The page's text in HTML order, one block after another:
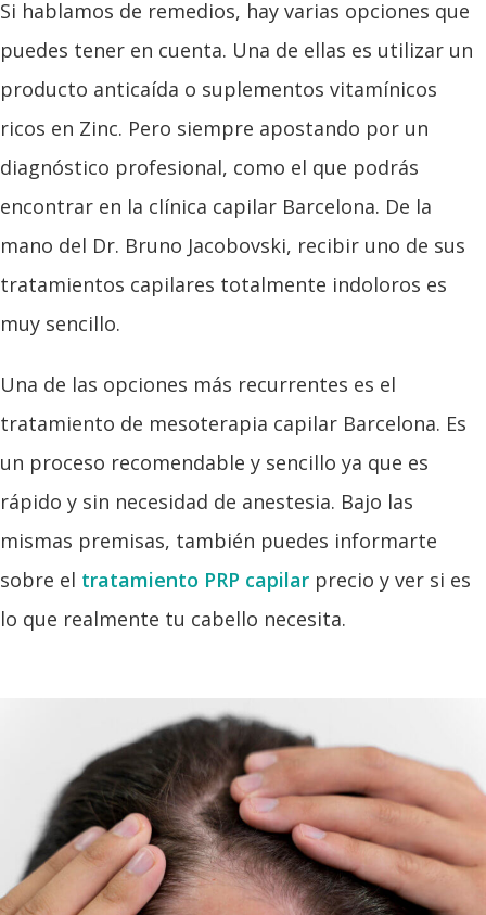
Si hablamos de remedios, hay varias opciones que
puedes tener en cuenta. Una de ellas es utilizar un
producto anticaída o suplementos vitamínicos
ricos en Zinc. Pero siempre apostando por un
diagnóstico profesional, como el que podrás
encontrar en la clínica capilar Barcelona. De la
mano del Dr. Bruno Jacobovski, recibir uno de sus
tratamientos capilares totalmente indoloros es
muy sencillo.
Una de las opciones más recurrentes es el
tratamiento de mesoterapia capilar Barcelona. Es
un proceso recomendable y sencillo ya que es
rápido y sin necesidad de anestesia. Bajo las
mismas premisas, también puedes informarte
sobre el tratamiento PRP capilar precio y ver si es
lo que realmente tu cabello necesita.